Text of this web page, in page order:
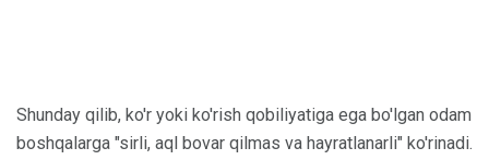
Shunday qilib, ko'r yoki ko'rish qobiliyatiga ega bo'lgan odam
boshqalarga "sirli, aql bovar qilmas va hayratlanarli" ko'rinadi.